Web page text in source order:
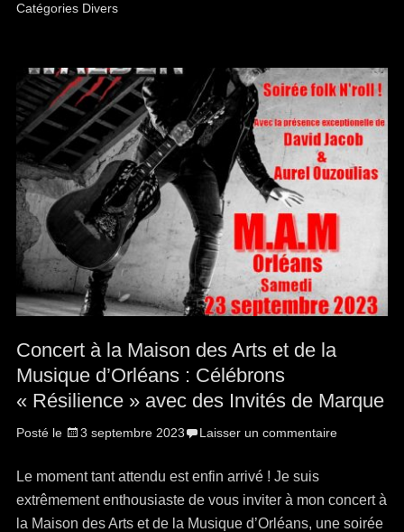
Catégories Divers
Concert à la Maison des Arts et de la
Musique d’Orléans : Célébrons
« Résilience » avec des Invités de Marque
Posté le 3 septembre 2023 Laisser un commentaire
Le moment tant attendu est enfin arrivé ! Je suis
extrêmement enthousiaste de vous inviter à mon concert à
la Maison des Arts et de la Musique d’Orléans, une soirée